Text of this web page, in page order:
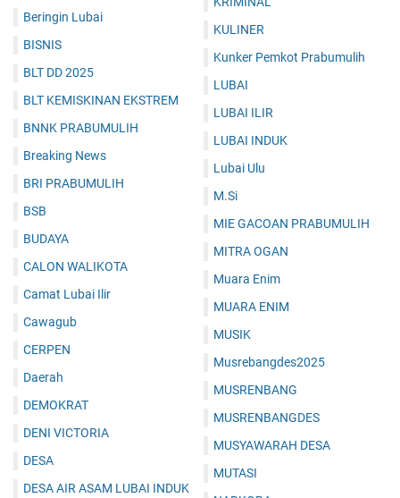
Beringin Lubai
BISNIS
BLT DD 2025
BLT KEMISKINAN EKSTREM
BNNK PRABUMULIH
Breaking News
BRI PRABUMULIH
BSB
BUDAYA
CALON WALIKOTA
Camat Lubai Ilir
Cawagub
CERPEN
Daerah
DEMOKRAT
DENI VICTORIA
DESA
DESA AIR ASAM LUBAI INDUK
KULINER
Kunker Pemkot Prabumulih
LUBAI
LUBAI ILIR
LUBAI INDUK
Lubai Ulu
M.Si
MIE GACOAN PRABUMULIH
MITRA OGAN
Muara Enim
MUARA ENIM
MUSIK
Musrebangdes2025
MUSRENBANG
MUSRENBANGDES
MUSYAWARAH DESA
MUTASI